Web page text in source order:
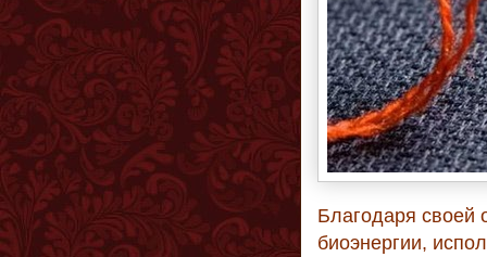
Благодаря своей
биоэнергии,